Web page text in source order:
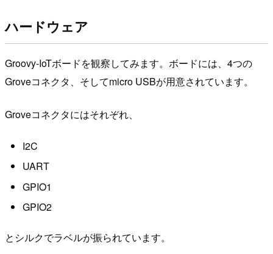
ハードウェア
Groovy-IoTボードを観察してみます。ボードには、4つの
Groveコネクタ、そしてmicro USBが用意されています。
Groveコネクタにはそれぞれ、
I2C
UART
GPIO1
GPIO2
とシルクでラベルが振られています。